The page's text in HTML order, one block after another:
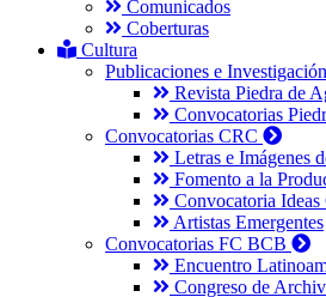
Comunicados
Coberturas
Cultura
Publicaciones e Investigación
Revista Piedra de
Convocatorias
Convocatorias CRC
Letras e Imágenes
Fomento a la
Convocatoria Ideas
Artistas Emergentes
Convocatorias FC BCB
Encuentro
Congreso de